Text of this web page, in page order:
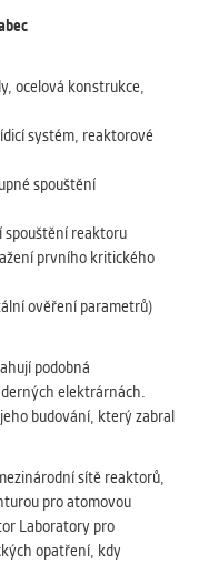
ocelová konstrukce,
systém, reaktorové
spouštění
spouštění reaktoru
prvního kritického
ověření parametrů)
podobná
elektrárnách.
budování, který zabral
sítě reaktorů,
pro atomovou
Laboratory pro
opatření, kdy